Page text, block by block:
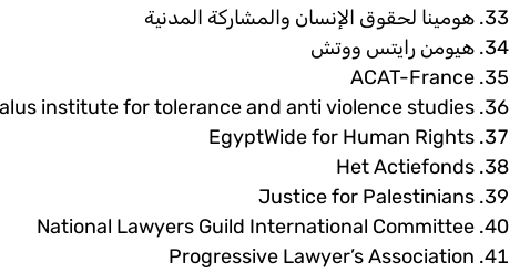
هومينا لحقوق الإنسان والمشاركة المدنية
هيومن رايتس ووتش
ACAT-France
institute for tolerance and anti violence studies
EgyptWide for Human Rights
Het Actiefonds
Justice for Palestinians
National Lawyers Guild International Committee
Progressive Lawyer’s Association